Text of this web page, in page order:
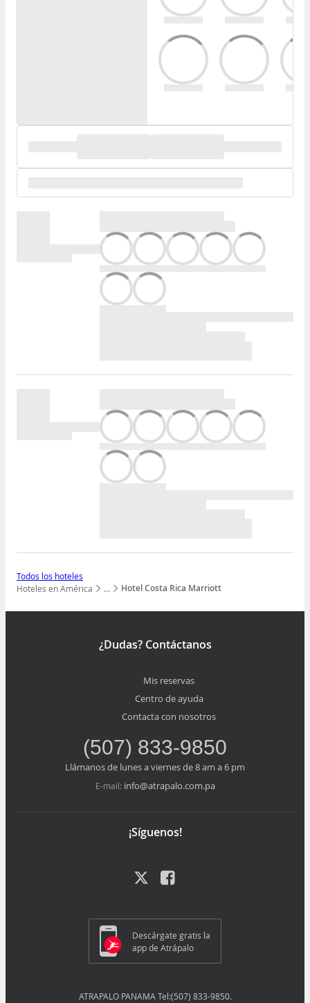
Todos los hoteles
…
Mostrar todos los niveles
Hoteles en América Hotel Costa Rica Marriott
¿Dudas? Contáctanos
Mis reservas
Centro de ayuda
Contacta con nosotros
(507) 833-9850
Llámanos de lunes a viernes de 8 am a 6 pm
E-mail: info@atrapalo.com.pa
¡Síguenos!
Descárgate gratis la
app de Atrápalo
ATRAPALO PANAMA Tel:(507) 833-9850.